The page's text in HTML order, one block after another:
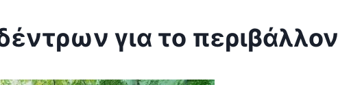
για το περιβάλλον